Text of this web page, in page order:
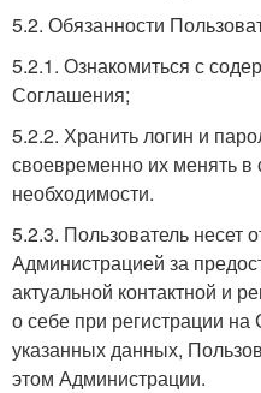
5.2. Обязанности
5.2.1. Ознакомиться с
Соглашения;
5.2.2. Хранить логин и
своевременно их менять в
необходимости.
5.2.3. Пользователь несет
Администрацией за
актуальной контактной и
о себе при регистрации
указанных данных,
этом Администрации.